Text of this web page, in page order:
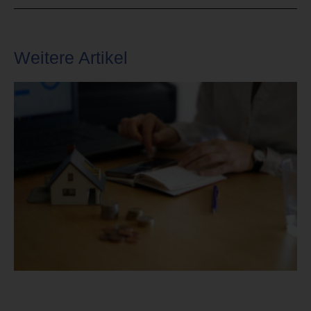
Weitere Artikel